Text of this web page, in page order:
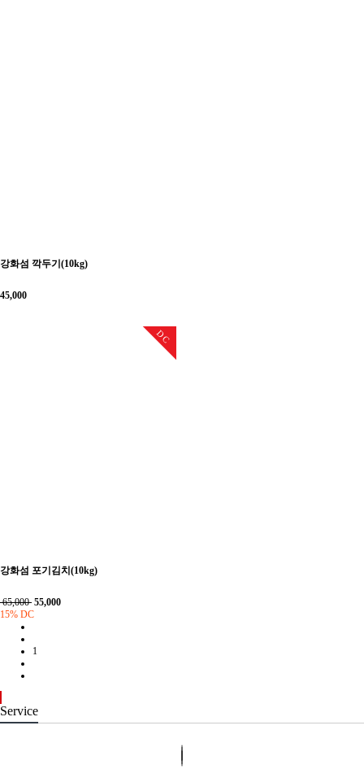
강화섬 깍두기(10kg)
45,000
DC
강화섬 포기김치(10kg)
65,000 55,000
15% DC
1
Service